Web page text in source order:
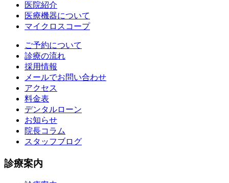
医院紹介
医療機器について
マイクロスコープ
ご予約について
診療の流れ
採用情報
メールでお問い合わせ
アクセス
料金表
デンタルローン
お知らせ
院長コラム
スタッフブログ
診療案内